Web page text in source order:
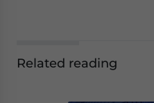
Related reading